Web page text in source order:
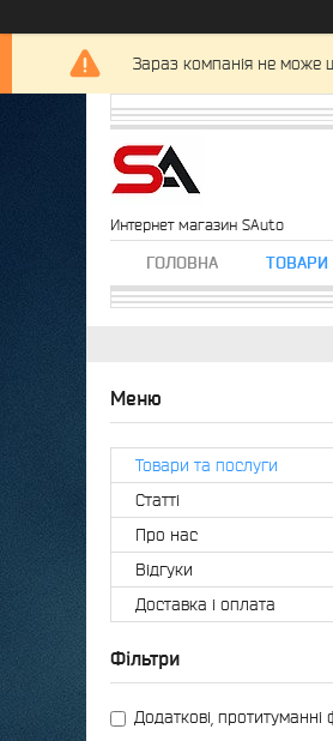
Зараз компанія не може
Интернет магазин SAuto
ГОЛОВНА ТОВАРИ
Товари та послуги
Статті
Про нас
Відгуки
Доставка і оплата
Фільтри
Додаткові, протитуманні